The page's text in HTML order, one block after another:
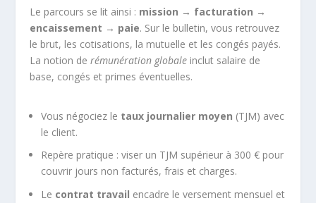
Le parcours se lit ainsi : mission → facturation →
encaissement → paie. Sur le bulletin, vous retrouvez
le brut, les cotisations, la mutuelle et les congés payés.
La notion derémunération globale inclut salaire de
base, congés et primes éventuelles.
Vous négociez le taux journalier moyen (TJM) avec
le client.
Repère pratique : viser un TJM supérieur à 300 € pour
couvrir jours non facturés, frais et charges.
Le contrat travail encadre le versement mensuel et